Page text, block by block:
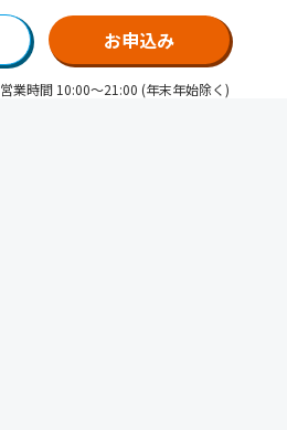
お申込み
営業時間 10:00～21:00 (年末年始除く)